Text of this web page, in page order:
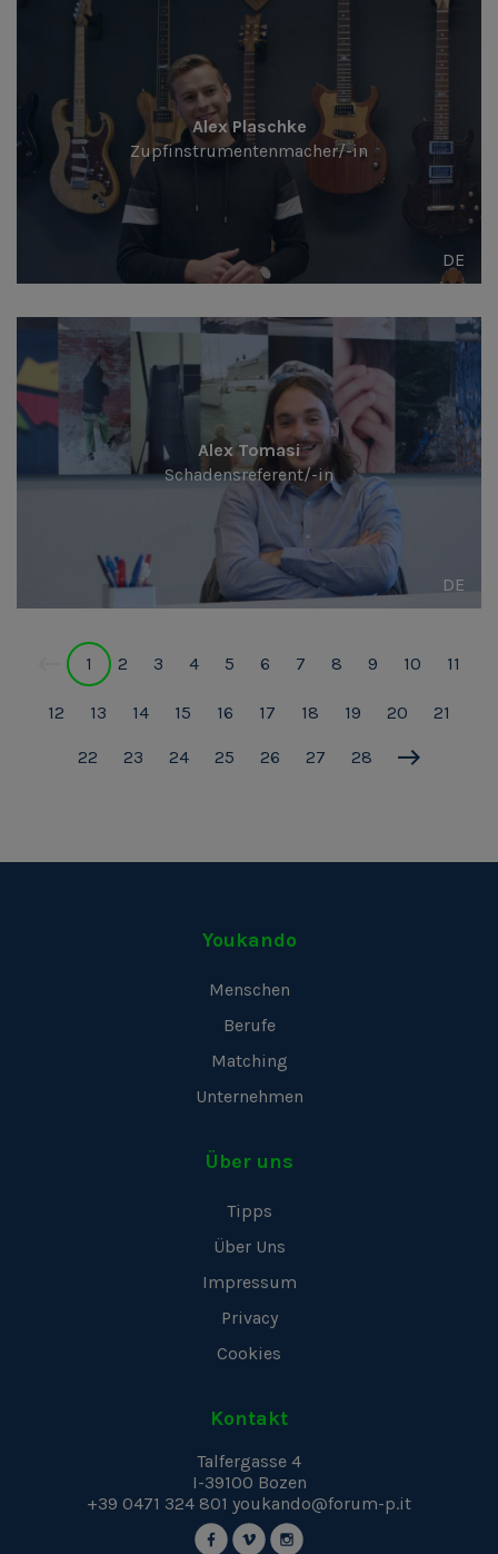
Alex Plaschke
Zupfinstrumentenmacher/-in
DE
Alex Tomasi
Schadensreferent/-in
DE
1 2 3 4 5 6 7 8 9 10 11
12 13 14 15 16 17 18 19 20 21
22 23 24 25 26 27 28
Youkando
Menschen
Berufe
Matching
Unternehmen
Über uns
Tipps
Über Uns
Impressum
Privacy
Cookies
Kontakt
Talfergasse 4
I-39100 Bozen
+39 0471 324 801 youkando@forum-p.it